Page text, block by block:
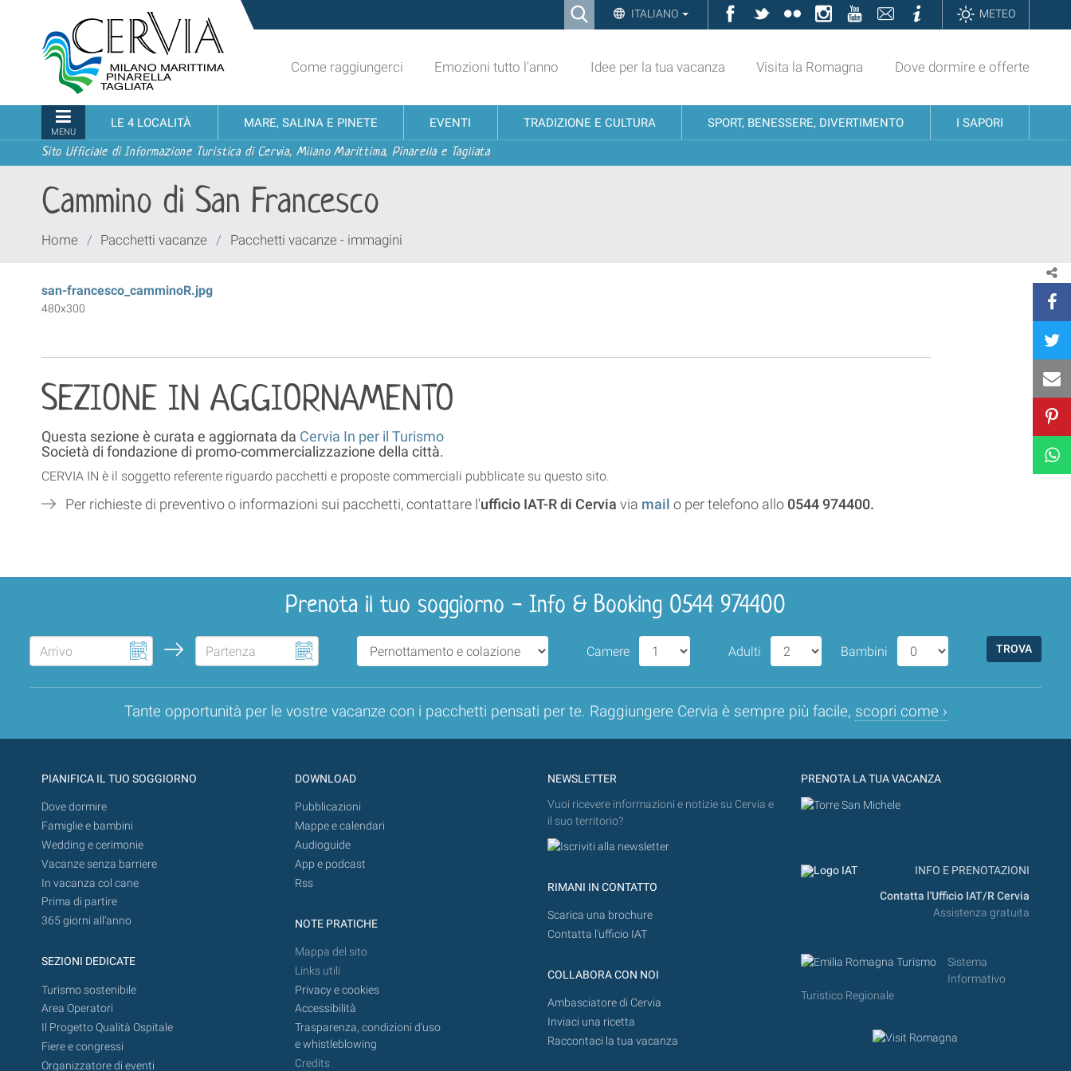
contenuti.
alla
navigazione
Ricerca ITALIANO Facebook
TwitterFlickrInstagramYouTubeContattiInformazioniMETEO
turistico
ufficiale
Cervia,
Milano
Marittima,
Pinarella,
Tagliata
Come raggiungerci Emozioni tutto l'anno Idee per la tua vacanza Visita la Romagna Dove dormire e offerte
MENU
LE 4 LOCALITÀ MARE, SALINA E PINETE EVENTI TRADIZIONE E CULTURA SPORT, BENESSERE, DIVERTIMENTO I SAPORI
Sito Ufficiale di Informazione Turistica di Cervia, Milano Marittima, Pinarella e Tagliata
Cammino di San Francesco
Tu
Home / Pacchetti vacanze / Pacchetti vacanze - immagini
san-francesco_camminoR.jpg
480x300
SEZIONE IN AGGIORNAMENTO
Questa sezione è curata e aggiornata da Cervia In per il Turismo
Società di fondazione di promo-commercializzazione della città.
CERVIA IN è il soggetto referente riguardo pacchetti e proposte commerciali pubblicate su questo sito.
Per richieste di preventivo o informazioni sui pacchetti, contattare l'ufficio IAT-R di Cervia via mail o per telefono allo 0544 974400.
Prenota il tuo soggiorno - Info & Booking 0544 974400
Camere Adulti Bambini
Tante opportunità per le vostre vacanze con i pacchetti pensati per te. Raggiungere Cervia è sempre più facile, scopri come ›
PIANIFICA IL TUO SOGGIORNO
Dove dormire
Famiglie e bambini
Wedding e cerimonie
Vacanze senza barriere
In vacanza col cane
Prima di partire
365 giorni all’anno
SEZIONI DEDICATE
Turismo sostenibile
Area Operatori
Il Progetto Qualità Ospitale
Fiere e congressi
Organizzatore di eventi
DOWNLOAD
Pubblicazioni
Mappe e calendari
Audioguide
App e podcast
Rss
NOTE PRATICHE
Mappa del sito
Links utili
Privacy e cookies
Accessibilità
Trasparenza, condizioni d'uso
e whistleblowing
Credits
NEWSLETTER
Vuoi ricevere informazioni e notizie su Cervia e
il suo territorio?
RIMANI IN CONTATTO
Scarica una brochure
Contatta l'ufficio IAT
COLLABORA CON NOI
Ambasciatore di Cervia
Inviaci una ricetta
Raccontaci la tua vacanza
PRENOTA LA TUA VACANZA
INFO E PRENOTAZIONI
Contatta l'Ufficio IAT/R Cervia
Assistenza gratuita
Sistema
Informativo
Turistico Regionale